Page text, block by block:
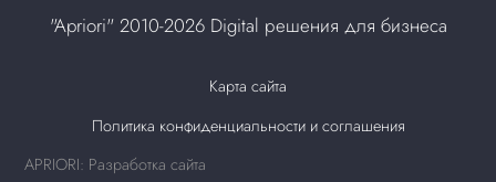
"Apriori" 2010-2026 Digital решения для бизнеса
Карта сайта
Политика конфиденциальности и соглашения
APRIORI: Разработка сайта